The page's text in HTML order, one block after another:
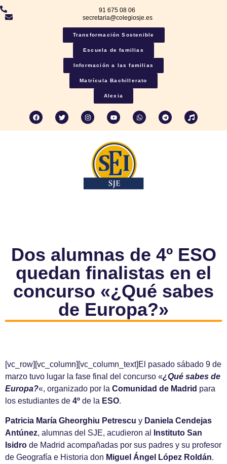
91 675 08 06
secretaria@colegiosje.es
Transformación Sostenible
Escuela de familias
Información a las familias
Matrícula Bachillerato
Alexia
Dos alumnas de 4º ESO
quedan finalistas en el
concurso «¿Qué sabes
de Europa?»
[vc_row][vc_column][vc_column_text]El pasado sábado 9 de
marzo tuvo lugar la fase final del concurso «¿Qué sabes de
Europa?«, organizado por la Comunidad de Madrid para
los estudiantes de 4º de la ESO.
Patricia María Gheorghiu Petrescu y Daniela Cendejas
Antúnez, alumnas del SJE, acudieron al
Instituto San
Isidro de Madrid acompañadas por sus padres y su profesor
de Geografía e Historia don Miguel Ángel López Roldán.